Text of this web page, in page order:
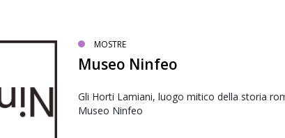
MOSTRE
Museo Ninfeo
Gli Horti Lamiani, luogo mitico della storia
Museo Ninfeo